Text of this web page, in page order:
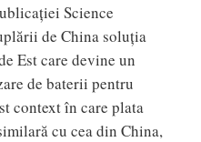
Science
de China soluţia
Est care devine un
de baterii pentru
context în care plata
cu cea din China,